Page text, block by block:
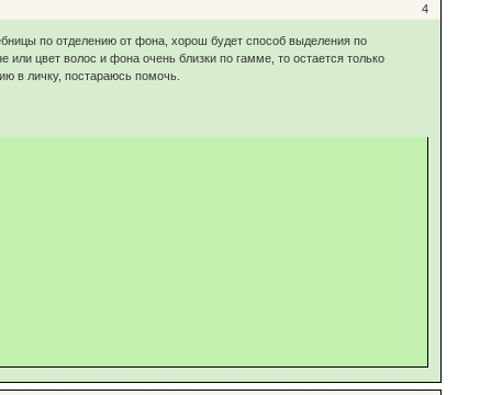
4
по отделению от фона, хорош будет способ выделения по
цвет волос и фона очень близки по гамме, то остается только
в личку, постараюсь помочь.